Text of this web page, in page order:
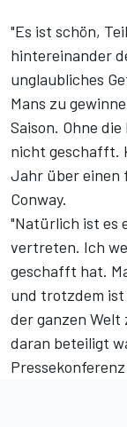
"Es ist schön,
hintereinander
unglaubliches
Mans zu
Saison. Ohne
nicht geschafft.
Jahr über einen
Conway.
"Natürlich ist es
vertreten. Ich
geschafft hat.
und trotzdem ist
der ganzen Welt
daran beteiligt